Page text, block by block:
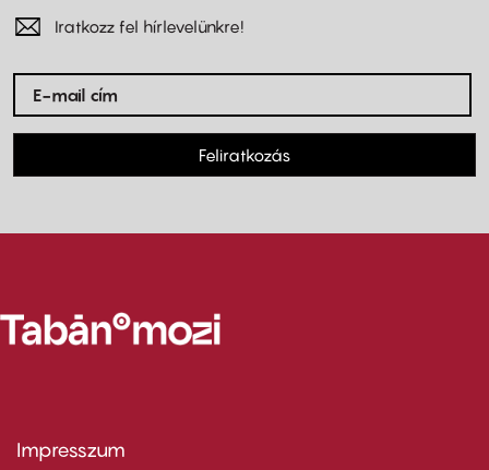
Iratkozz fel hírlevelünkre!
Feliratkozás
Footer
Impresszum